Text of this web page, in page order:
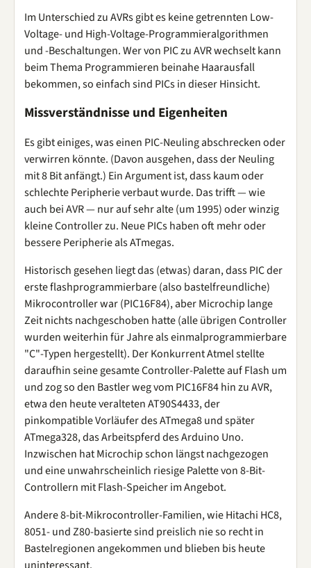
Im Unterschied zu AVRs gibt es keine getrennten Low-
Voltage- und High-Voltage-Programmieralgorithmen
und -Beschaltungen. Wer von PIC zu AVR wechselt kann
beim Thema Programmieren beinahe Haarausfall
bekommen, so einfach sind PICs in dieser Hinsicht.
Missverständnisse und Eigenheiten
Es gibt einiges, was einen PIC-Neuling abschrecken oder
verwirren könnte. (Davon ausgehen, dass der Neuling
mit 8 Bit anfängt.) Ein Argument ist, dass kaum oder
schlechte Peripherie verbaut wurde. Das trifft — wie
auch bei AVR — nur auf sehr alte (um 1995) oder winzig
kleine Controller zu. Neue PICs haben oft mehr oder
bessere Peripherie als ATmegas.
Historisch gesehen liegt das (etwas) daran, dass PIC der
erste flashprogrammierbare (also bastelfreundliche)
Mikrocontroller war (PIC16F84), aber Microchip lange
Zeit nichts nachgeschoben hatte (alle übrigen Controller
wurden weiterhin für Jahre als einmalprogrammierbare
"C"-Typen hergestellt). Der Konkurrent Atmel stellte
daraufhin seine gesamte Controller-Palette auf Flash um
und zog so den Bastler weg vom PIC16F84 hin zu AVR,
etwa den heute veralteten AT90S4433, der
pinkompatible Vorläufer des ATmega8 und später
ATmega328, das Arbeitspferd des Arduino Uno.
Inzwischen hat Microchip schon längst nachgezogen
und eine unwahrscheinlich riesige Palette von 8-Bit-
Controllern mit Flash-Speicher im Angebot.
Andere 8-bit-Mikrocontroller-Familien, wie Hitachi HC8,
8051- und Z80-basierte sind preislich nie so recht in
Bastelregionen angekommen und blieben bis heute
uninteressant.